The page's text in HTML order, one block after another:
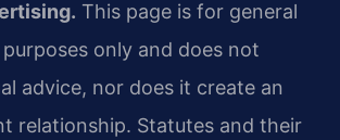
This page is for general
only and does not
advice, nor does it create an
relationship. Statutes and their